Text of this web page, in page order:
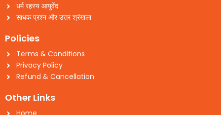
धर्म रहस्य आयुर्वेद
साधक प्रश्न और उत्तर श्रंखला
Policies
Terms & Conditions
Privacy Policy
Refund & Cancellation
Other Links
Home